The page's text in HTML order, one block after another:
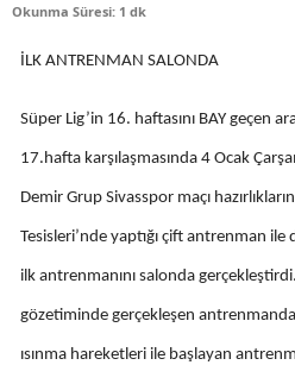
Okunma Süresi: 1 dk
İLK ANTRENMAN SALONDA
Süper Lig’in 16. haftasını BAY geçen
17.hafta karşılaşmasında 4 Ocak
Demir Grup Sivasspor maçı
Tesisleri’nde yaptığı çift antrenman
ilk antrenmanını salonda
gözetiminde gerçekleşen
ısınma hareketleri ile başlayan